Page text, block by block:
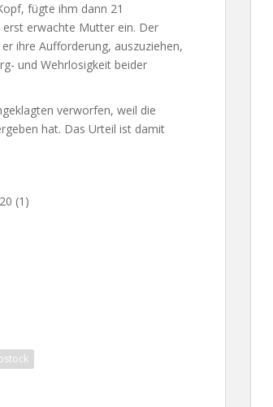
fügte ihm dann 21
erwachte Mutter ein. Der
ihre Aufforderung, auszuziehen,
und Wehrlosigkeit beider
verworfen, weil die
hat. Das Urteil ist damit
(1)